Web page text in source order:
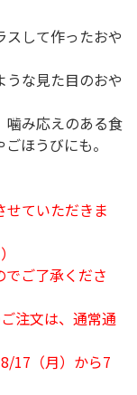
スして作ったおや
うな見た目のおや
噛み応えのある食
ほうびにも。
ていただきま
ご了承くださ
注文は、通常通
17（月）から7